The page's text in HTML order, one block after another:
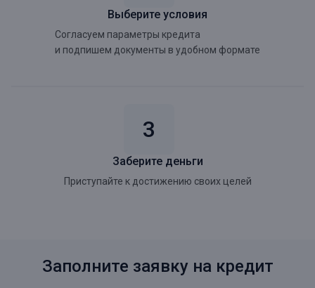
Выберите условия
Согласуем параметры кредита
и подпишем документы в удобном формате
Заберите деньги
Приступайте к достижению своих целей
Заполните заявку на кредит